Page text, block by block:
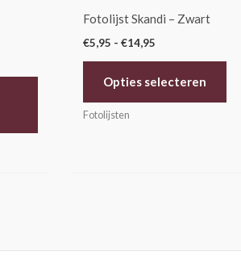
Fotolijst Skandi – Zwart
€5,95 - €14,95
Opties selecteren
Fotolijsten